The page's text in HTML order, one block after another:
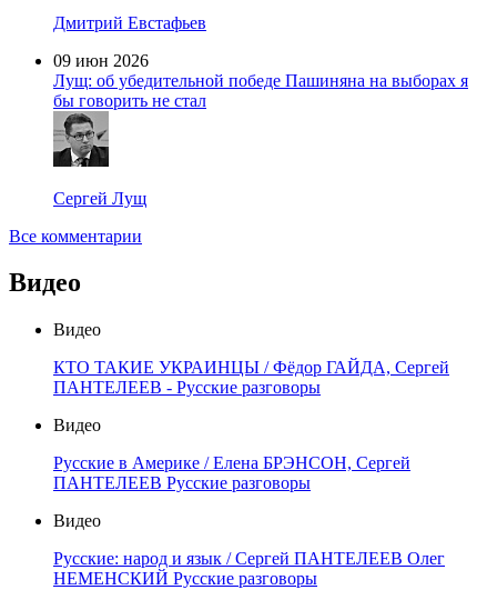
Дмитрий Евстафьев
09 июн 2026
Лущ: об убедительной победе Пашиняна на выборах я
бы говорить не стал
Сергей Лущ
Все комментарии
Видео
Видео
КТО ТАКИЕ УКРАИНЦЫ / Фёдор ГАЙДА, Сергей
ПАНТЕЛЕЕВ - Русские разговоры
Видео
Русские в Америке / Елена БРЭНСОН, Сергей
ПАНТЕЛЕЕВ Русские разговоры
Видео
Русские: народ и язык / Сергей ПАНТЕЛЕЕВ Олег
НЕМЕНСКИЙ Русские разговоры